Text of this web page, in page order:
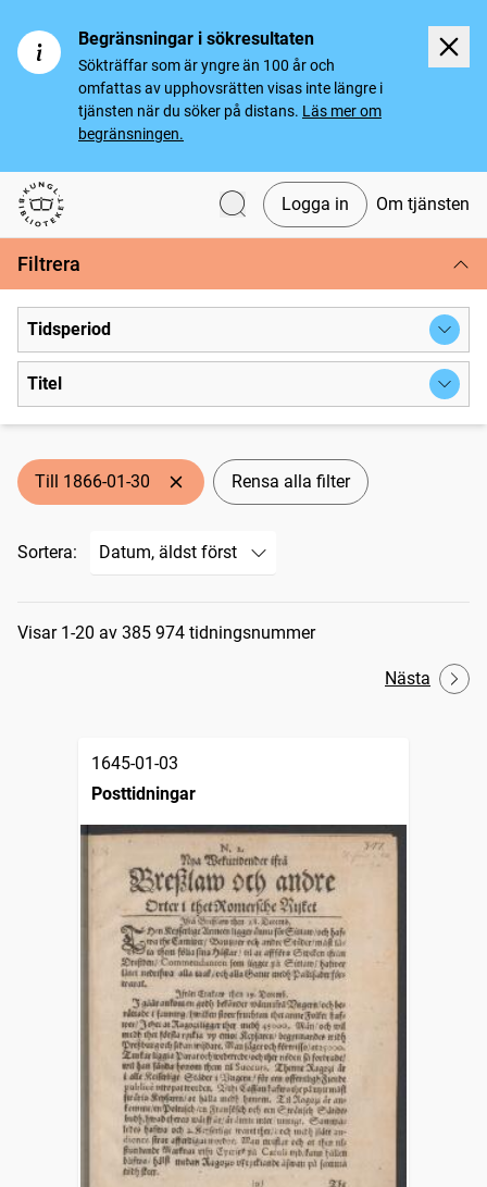
Begränsningar i sökresultaten
Sökträffar som är yngre än 100 år och
omfattas av upphovsrätten visas inte längre i
tjänsten när du söker på distans. Läs mer om
begränsningen.
Svenska tidningar
Logga in Om tjänsten
Filtrera
Tidsperiod
Titel
Till 1866-01-30 Rensa alla filter
Sortera:
Sökresultat
Visar 1-20 av 385 974 tidningsnummer
Nästa
1645-01-03
Posttidningar